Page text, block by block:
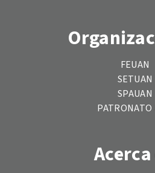
FEUAN
SETUAN
SPAUAN
PATRONATO